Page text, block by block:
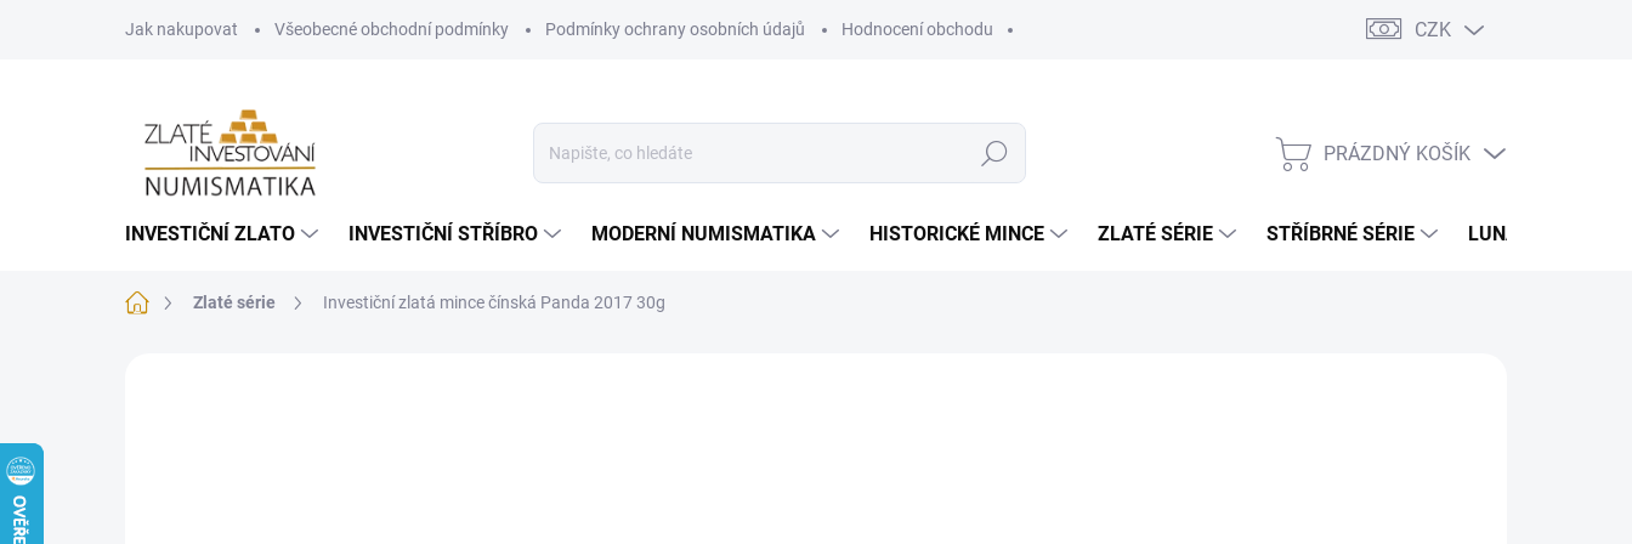
Jak nakupovat Všeobecné obchodní podmínky Podmínky ochrany osobních údajů Hodnocení obchodu CZK
Hledat
NÁKUPNÍ
PRÁZDNÝ KOŠÍK
INVESTIČNÍ ZLATO INVESTIČNÍ STŘÍBRO MODERNÍ NUMISMATIKA HISTORICKÉ MINCE ZLATÉ SÉRIE STŘÍBRNÉ SÉRIE LUNÁRNÍ SÉRIE
Domů Zlaté série Investiční zlatá mince čínská Panda 2017 30g